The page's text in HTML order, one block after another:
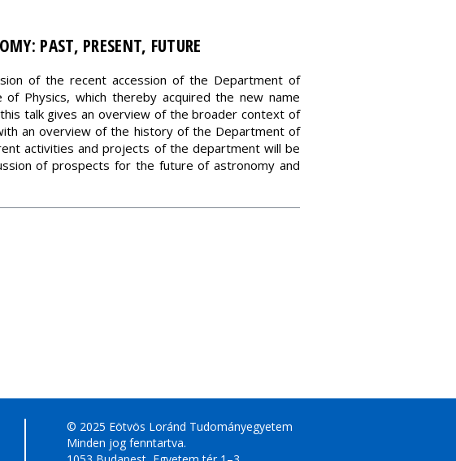
PAST, PRESENT, FUTURE
of the recent accession of the Department of
Physics, which thereby acquired the new name
talk gives an overview of the broader context of
an overview of the history of the Department of
activities and projects of the department will be
of prospects for the future of astronomy and
© 2025 Eötvös Loránd Tudományegyetem
Minden jog fenntartva.